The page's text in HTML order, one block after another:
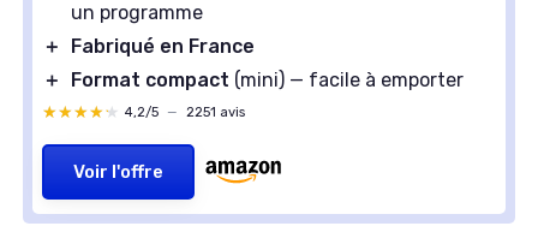
un programme
＋
Fabriqué en France
＋
Format compact (mini) — facile à emporter
★★★★★
★★★★★ 4,2/5 — 2251 avis
Voir l'offre